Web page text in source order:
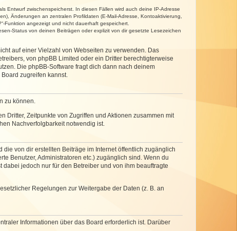
Entwurf zwischenspeicherst. In diesen Fällen wird auch deine IP-Adresse
Änderungen an zentralen Profildaten (E-Mail-Adresse, Kontoaktivierung,
Funktion angezeigt und nicht dauerhaft gespeichert.
Status von deinen Beiträgen oder explizit von dir gesetzte Lesezeichen
auf einer Vielzahl von Webseiten zu verwenden. Das
von phpBB Limited oder ein Dritter berechtigterweise
Die phpBB-Software fragt dich dann nach deinem
zugreifen kannst.
zu können.
Dritter, Zeitpunkte von Zugriffen und Aktionen zusammen mit
Nachverfolgbarkeit notwendig ist.
von dir erstellten Beiträge im Internet öffentlich zugänglich
Benutzer, Administratoren etc.) zugänglich sind. Wenn du
jedoch nur für den Betreiber und von ihm beauftragte
Regelungen zur Weitergabe der Daten (z. B. an
Informationen über das Board erforderlich ist. Darüber